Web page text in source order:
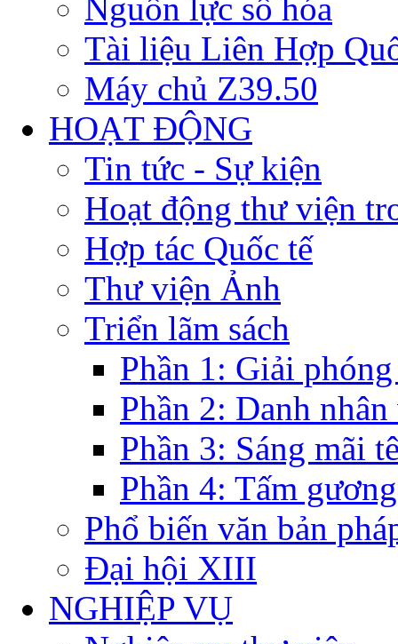
Nguồn lực số hóa
Tài liệu Liên Hợp
Máy chủ Z39.50
HOẠT ĐỘNG
Tin tức - Sự kiện
Hoạt động thư viện
Hợp tác Quốc tế
Thư viện Ảnh
Triển lãm sách
Phần 1: Giải
Phần 2: Danh nhân
Phần 3: Sáng mãi
Phần 4: Tấm
Phổ biến văn bản
Đại hội XIII
NGHIỆP VỤ